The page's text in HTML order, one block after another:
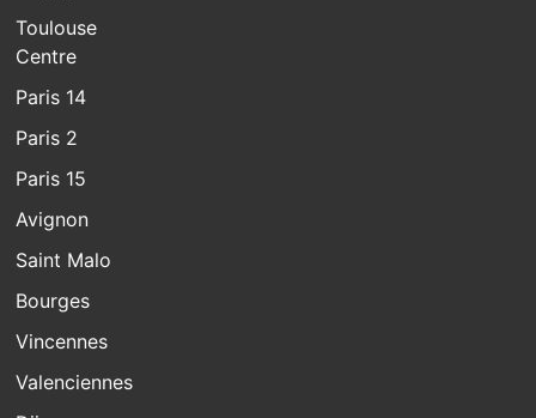
Toulouse
Centre
Paris 14
Paris 2
Paris 15
Avignon
Saint Malo
Bourges
Vincennes
Valenciennes